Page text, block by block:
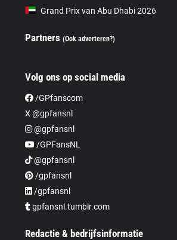
Grand Prix van Abu Dhabi 2026
Partners(Ook adverteren?)
Volg ons op social media
/GPfanscom
X @gpfansnl
@gpfansnl
/GPFansNL
@gpfansnl
/gpfansnl
/gpfansnl
gpfansnl.tumblr.com
Redactie & bedrijfsinformatie